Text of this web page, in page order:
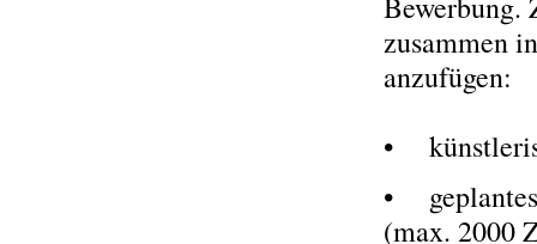
zusammen
anzufügen:
•
• geplantes
(max. 2000